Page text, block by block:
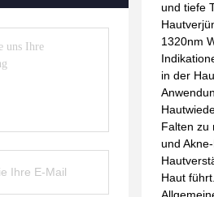
und tiefe
1320nm
in der
Falten zu
und
Haut führt.